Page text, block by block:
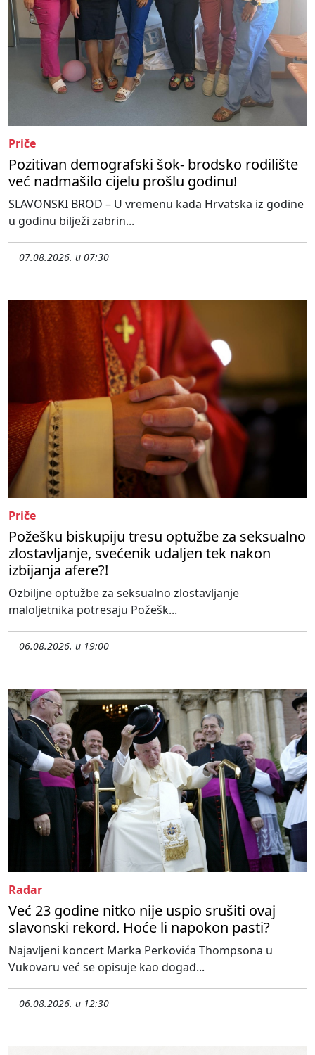
Priče
Pozitivan demografski šok- brodsko rodilište
već nadmašilo cijelu prošlu godinu!
SLAVONSKI BROD – U vremenu kada Hrvatska iz godine
u godinu bilježi zabrin...
07.08.2026. u 07:30
Priče
Požešku biskupiju tresu optužbe za seksualno
zlostavljanje, svećenik udaljen tek nakon
izbijanja afere?!
Ozbiljne optužbe za seksualno zlostavljanje
maloljetnika potresaju Požešk...
06.08.2026. u 19:00
Radar
Već 23 godine nitko nije uspio srušiti ovaj
slavonski rekord. Hoće li napokon pasti?
Najavljeni koncert Marka Perkovića Thompsona u
Vukovaru već se opisuje kao događ...
06.08.2026. u 12:30